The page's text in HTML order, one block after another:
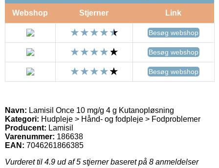
Webshop Stjerner Link
Besøg webshop
Besøg webshop
Besøg webshop
Navn: Lamisil Once 10 mg/g 4 g Kutanopløsning
Kategori: Hudpleje > Hånd- og fodpleje > Fodproblemer
Producent: Lamisil
Varenummer: 186638
EAN: 7046261866385
Vurderet til 4.9 ud af 5 stjerner baseret på 8 anmeldelser